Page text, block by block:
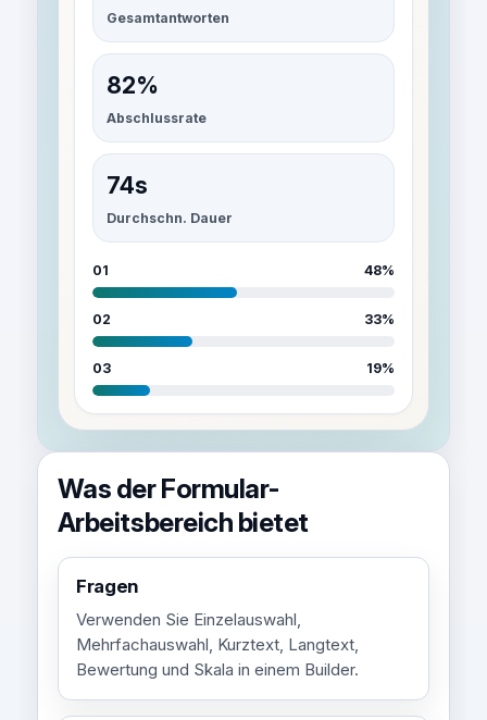
Gesamtantworten
82%
Abschlussrate
74s
Durchschn. Dauer
01 48%
02 33%
03 19%
Was der Formular-
Arbeitsbereich bietet
Fragen
Verwenden Sie Einzelauswahl,
Mehrfachauswahl, Kurztext, Langtext,
Bewertung und Skala in einem Builder.